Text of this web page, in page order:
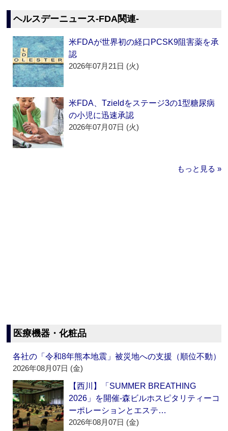
ヘルスデーニュース‐FDA関連‐
米FDAが世界初の経口PCSK9阻害薬を承
認
2026年07月21日 (火)
米FDA、Tzieldをステージ3の1型糖尿病
の小児に迅速承認
2026年07月07日 (火)
もっと見る »
医療機器・化粧品
各社の「令和8年熊本地震」被災地への支援（順位不動）
2026年08月07日 (金)
【西川】「SUMMER BREATHING
2026」を開催‐森ビルホスピタリティーコ
ーポレーションとエステ…
2026年08月07日 (金)